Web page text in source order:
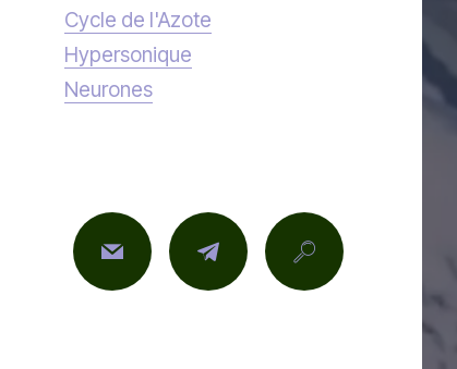
Cycle de l'Azote
Hypersonique
Neurones